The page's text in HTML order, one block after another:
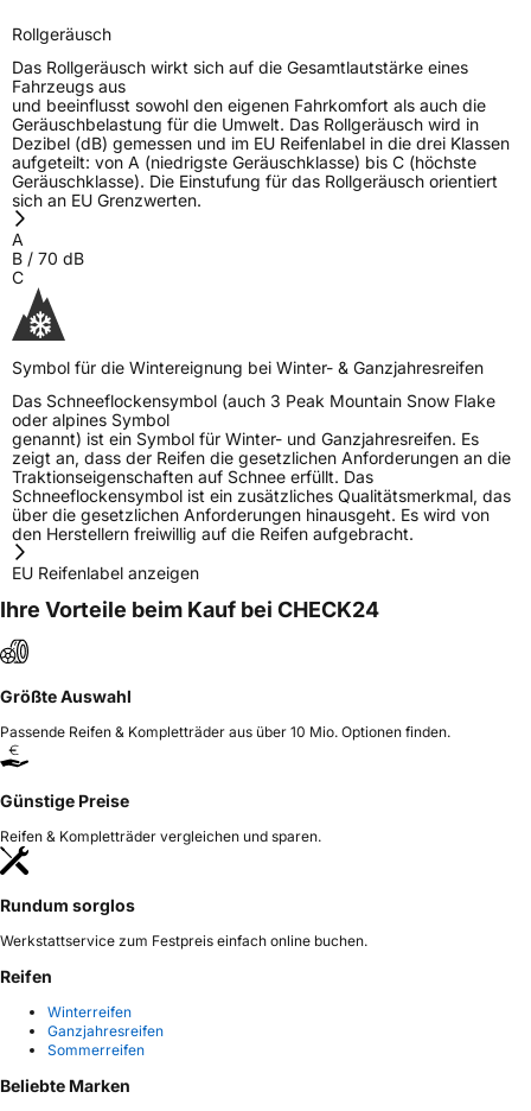
Rollgeräusch
Das Rollgeräusch wirkt sich auf die Gesamtlautstärke eines
Fahrzeugs aus
und beeinflusst sowohl den eigenen Fahrkomfort als auch die
Geräuschbelastung für die Umwelt. Das Rollgeräusch wird in
Dezibel (dB) gemessen und im EU Reifenlabel in die drei Klassen
aufgeteilt: von A (niedrigste Geräuschklasse) bis C (höchste
Geräuschklasse). Die Einstufung für das Rollgeräusch orientiert
sich an EU Grenzwerten.
A
B / 70 dB
C
Symbol für die Wintereignung bei Winter- & Ganzjahresreifen
Das Schneeflockensymbol (auch 3 Peak Mountain Snow Flake
oder alpines Symbol
genannt) ist ein Symbol für Winter- und Ganzjahresreifen. Es
zeigt an, dass der Reifen die gesetzlichen Anforderungen an die
Traktionseigenschaften auf Schnee erfüllt. Das
Schneeflockensymbol ist ein zusätzliches Qualitätsmerkmal, das
über die gesetzlichen Anforderungen hinausgeht. Es wird von
den Herstellern freiwillig auf die Reifen aufgebracht.
EU Reifenlabel anzeigen
Ihre Vorteile beim Kauf bei CHECK24
Größte Auswahl
Passende Reifen & Kompletträder aus über 10 Mio. Optionen finden.
Günstige Preise
Reifen & Kompletträder vergleichen und sparen.
Rundum sorglos
Werkstattservice zum Festpreis einfach online buchen.
Reifen
Winterreifen
Ganzjahresreifen
Sommerreifen
Beliebte Marken